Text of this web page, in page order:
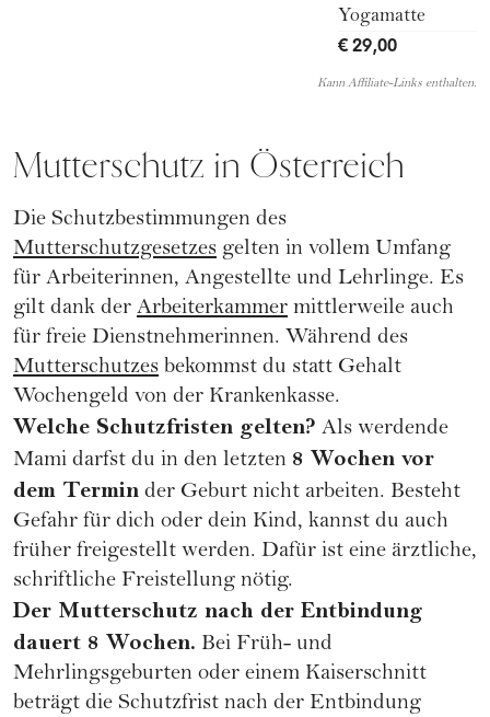
Yogamatte
€ 29,00
Kann Affiliate-Links enthalten.
Mutterschutz in Österreich
Die Schutzbestimmungen des
Mutterschutzgesetzes gelten in vollem Umfang
für Arbeiterinnen, Angestellte und Lehrlinge. Es
gilt dank der Arbeiterkammer mittlerweile auch
für freie Dienstnehmerinnen. Während des
Mutterschutzes bekommst du statt Gehalt
Wochengeld von der Krankenkasse.
Welche Schutzfristen gelten? Als werdende
Mami darfst du in den letzten 8 Wochen vor
dem Termin der Geburt nicht arbeiten. Besteht
Gefahr für dich oder dein Kind, kannst du auch
früher freigestellt werden. Dafür ist eine ärztliche,
schriftliche Freistellung nötig.
Der Mutterschutz nach der Entbindung
dauert 8 Wochen. Bei Früh- und
Mehrlingsgeburten oder einem Kaiserschnitt
beträgt die Schutzfrist nach der Entbindung